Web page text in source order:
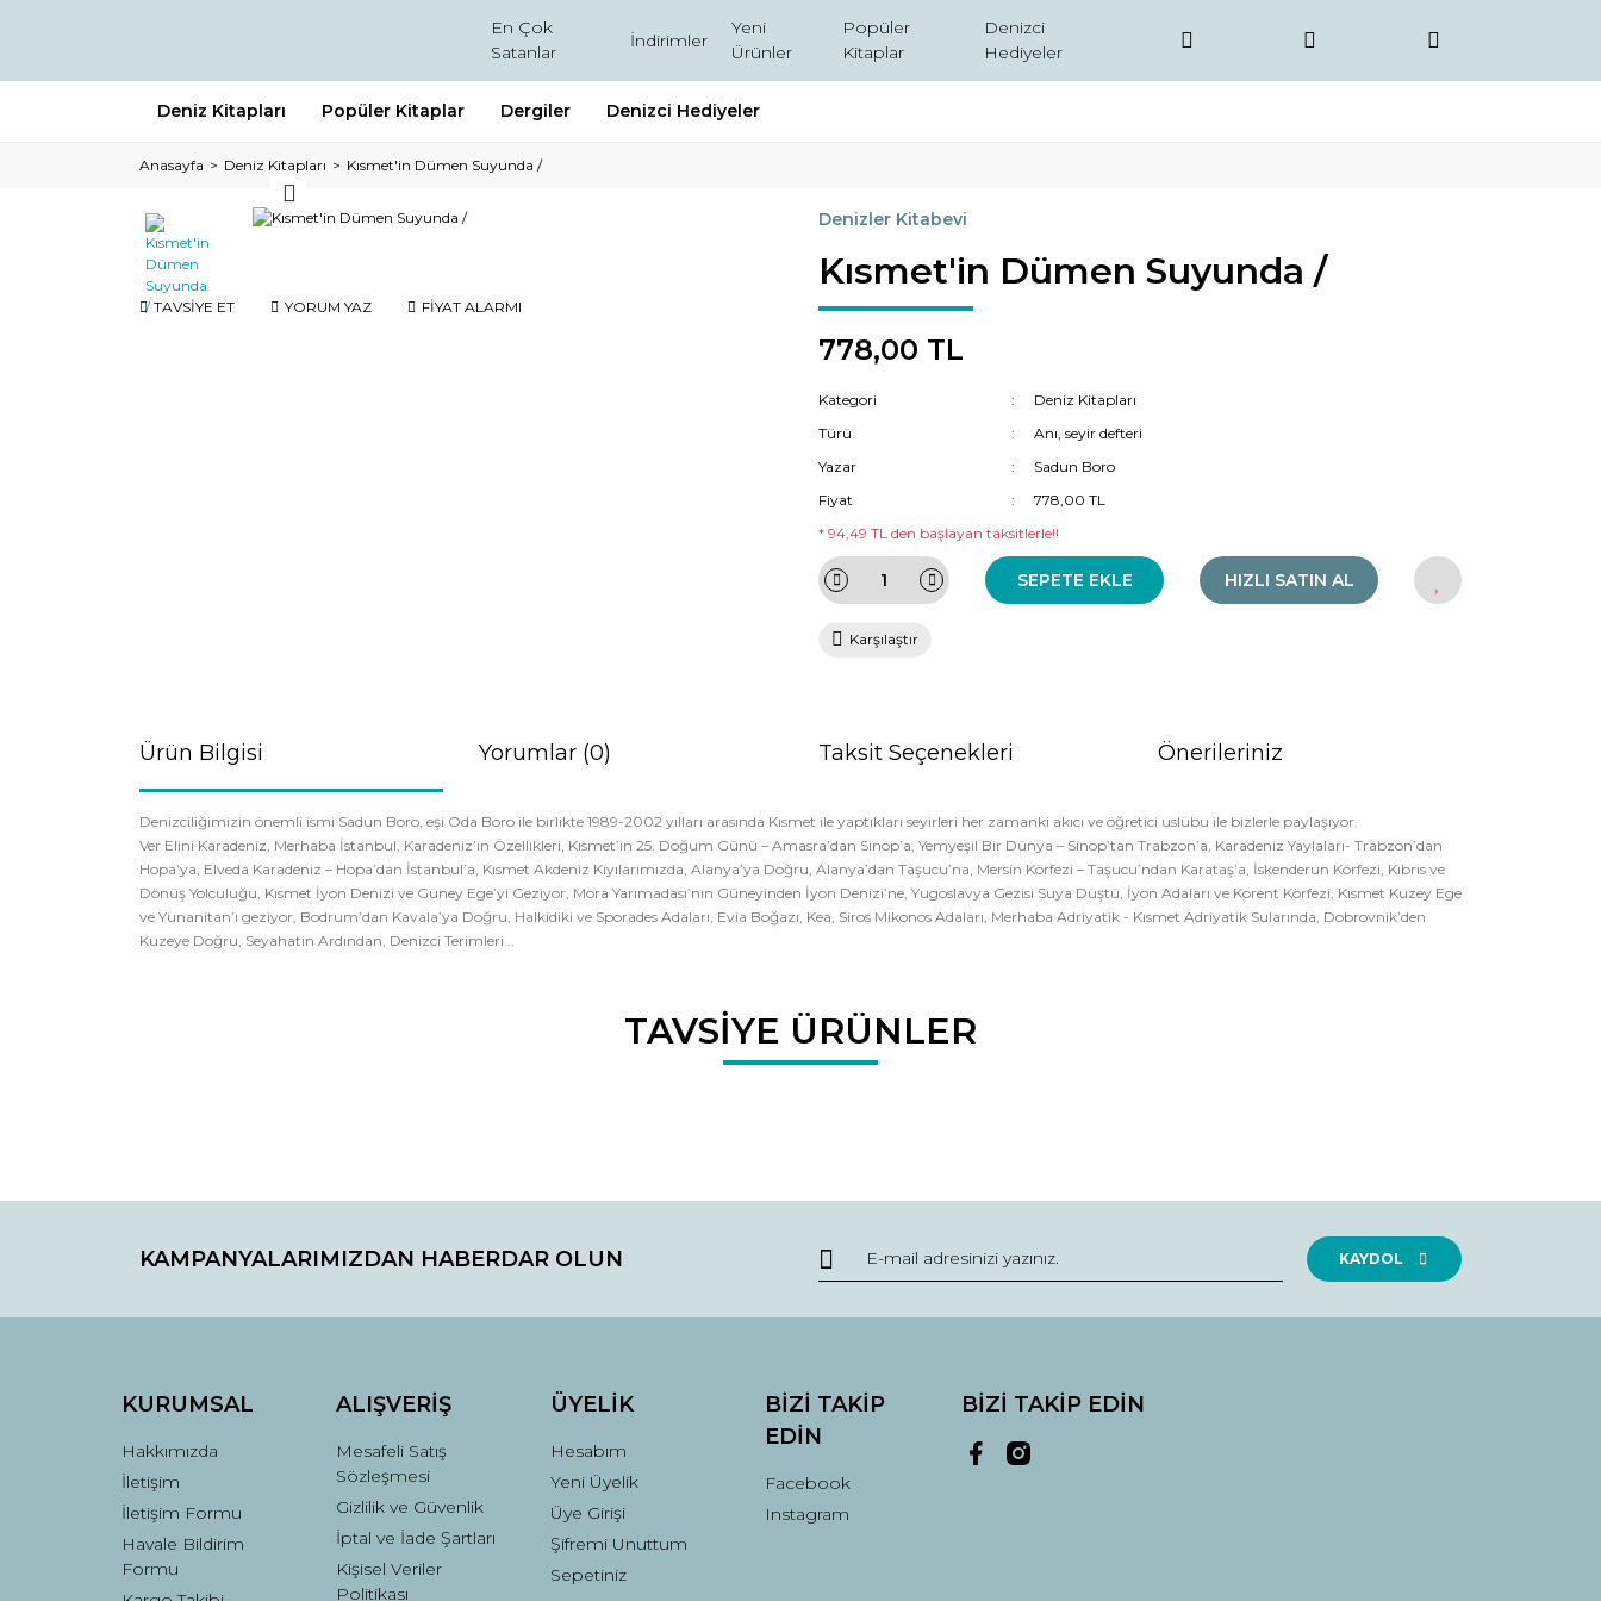
En Çok
Satanlar
İndirimler
Yeni
Ürünler
Popüler
Kitaplar
Denizci
Hediyeler
Deniz Kitapları Popüler Kitaplar Dergiler Denizci Hediyeler
Anasayfa Deniz Kitapları Kısmet'in Dümen Suyunda /
TAVSİYE ET YORUM YAZ FİYAT ALARMI
Denizler Kitabevi
Kısmet'in Dümen Suyunda /
778,00 TL
Kategori
Deniz Kitapları
Türü
Anı, seyir defteri
Yazar
Sadun Boro
Fiyat
778,00 TL
* 94,49 TL den başlayan taksitlerle!!
SEPETE EKLE HIZLI SATIN AL
Karşılaştır
Ürün Bilgisi Yorumlar (0) Taksit Seçenekleri Önerileriniz
Denizciliğimizin önemli ismi Sadun Boro, eşi Oda Boro ile birlikte 1989-2002 yılları arasında Kısmet ile yaptıkları seyirleri her zamanki akıcı ve öğretici uslübu ile bizlerle paylaşıyor.
Ver Elini Karadeniz, Merhaba İstanbul, Karadeniz’in Özellikleri, Kısmet’in 25. Doğum Günü – Amasra’dan Sinop’a, Yemyeşil Bir Dünya – Sinop’tan Trabzon’a, Karadeniz Yaylaları- Trabzon’dan
Hopa’ya, Elveda Karadeniz – Hopa’dan İstanbul’a, Kısmet Akdeniz Kıyılarımızda, Alanya’ya Doğru, Alanya’dan Taşucu’na, Mersin Körfezi – Taşucu’ndan Karataş’a, İskenderun Körfezi, Kıbrıs ve
Dönüş Yolculuğu, Kısmet İyon Denizi ve Güney Ege’yi Geziyor, Mora Yarımadası’nın Güneyinden İyon Denizi’ne, Yugoslavya Gezisi Suya Düştü, İyon Adaları ve Korent Körfezi, Kısmet Kuzey Ege
ve Yunanitan’ı geziyor, Bodrum’dan Kavala’ya Doğru, Halkidiki ve Sporades Adaları, Evia Boğazı, Kea, Siros Mikonos Adaları, Merhaba Adriyatik - Kısmet Adriyatik Sularında, Dobrovnik’den
Kuzeye Doğru, Seyahatin Ardından, Denizci Terimleri...
Bu ürüne ilk yorumu siz yapın!
Bu ürünün fiyat bilgisi, resim, ürün açıklamalarında ve diğer konularda yetersiz gördüğünüz noktaları öneri formunu kullanarak tarafımıza iletebilirsiniz.
Ürün fiyatı diğer sitelerden daha pahalı.
Gönder
TAVSİYE ÜRÜNLER
KAMPANYALARIMIZDAN HABERDAR OLUN KAYDOL
KURUMSAL
Hakkımızda
İletişim
İletişim Formu
Havale Bildirim
Formu
ALIŞVERİŞ
Mesafeli Satış
Sözleşmesi
Gizlilik ve Güvenlik
İptal ve İade Şartları
Kişisel Veriler
Politikası
ÜYELİK
Hesabım
Yeni Üyelik
Üye Girişi
Şifremi Unuttum
Sepetiniz
BİZİ TAKİP
EDİN
Facebook
Instagram
BİZİ TAKİP EDİN